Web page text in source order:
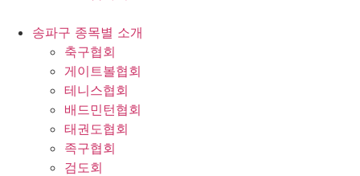
송파구 종목별 소개
축구협회
게이트볼협회
테니스협회
배드민턴협회
태권도협회
족구협회
검도회